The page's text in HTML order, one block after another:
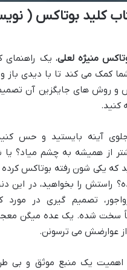
کلید بوتاکس (
منیژه لعلی، یک راهنمای
کمک می کند تا با دیدی باز و
و روش های جایگزین آن تصمیم
کنید.
جلوی آینه بایستید و حس
از همیشه به چشم میاد؟ یا
که یکی شون رفته بوتاکس
راستش را بخواهید، در این
تصمیم گیری در مورد
سخت شده. یک عده میگن
عوارضش می ترسونن.
اهمیت یک منبع موثق و بی